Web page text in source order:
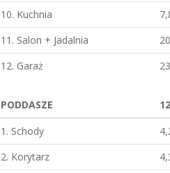
10. Kuchnia
11. Salon + Jadalnia
12. Garaż
PODDASZE
1. Schody
2. Korytarz